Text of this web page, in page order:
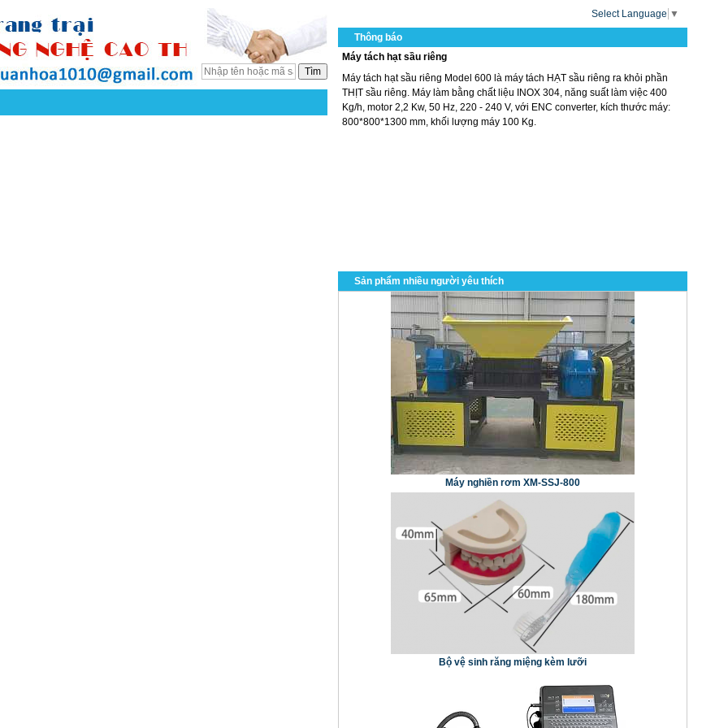
Select Language ▼
Thông báo
Máy tách hạt sầu riêng
Máy tách hạt sầu riêng Model 600 là máy tách HẠT sầu riêng ra khỏi phần
THỊT sầu riêng. Máy làm bằng chất liệu INOX 304, năng suất làm việc 400
Kg/h, motor 2,2 Kw, 50 Hz, 220 - 240 V, với ENC converter, kích thước máy:
800*800*1300 mm, khối lượng máy 100 Kg.
Sản phẩm nhiều người yêu thích
Máy nghiền rơm XM-SSJ-800
Bộ vệ sinh răng miệng kèm lưỡi